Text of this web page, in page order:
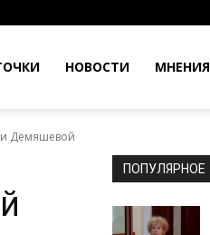
НОВОСТИ МНЕНИЯ
Демяшевой
ПОПУЛЯРНОЕ